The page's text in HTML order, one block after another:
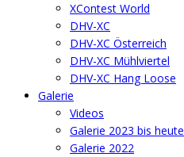
XContest World
DHV-XC
DHV-XC Österreich
DHV-XC Mühlviertel
DHV-XC Hang Loose
Galerie
Videos
Galerie 2023 bis heute
Galerie 2022